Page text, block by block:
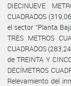
DIECINUEVE
CUADRADOS
el sector “Planta
TRES METROS
CUADRADOS
de TREINTA Y
DECÍMETROS
Relevamiento del